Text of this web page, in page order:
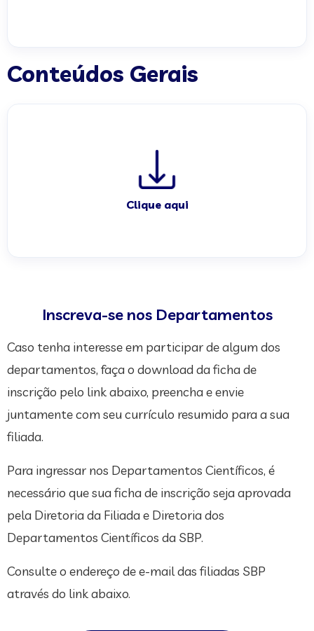
Conteúdos Gerais
Clique aqui
Inscreva-se nos Departamentos
Caso tenha interesse em participar de algum dos
departamentos, faça o download da ficha de
inscrição pelo link abaixo, preencha e envie
juntamente com seu currículo resumido para a sua
filiada.
Para ingressar nos Departamentos Científicos, é
necessário que sua ficha de inscrição seja aprovada
pela Diretoria da Filiada e Diretoria dos
Departamentos Científicos da SBP.
Consulte o endereço de e-mail das filiadas SBP
através do link abaixo.